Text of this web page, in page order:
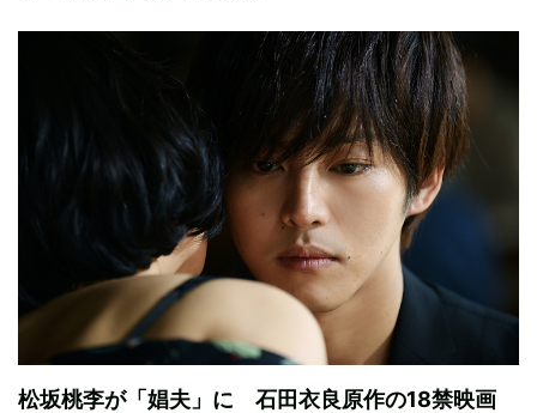
松坂桃李が「娼夫」に 石田衣良原作の18禁映画